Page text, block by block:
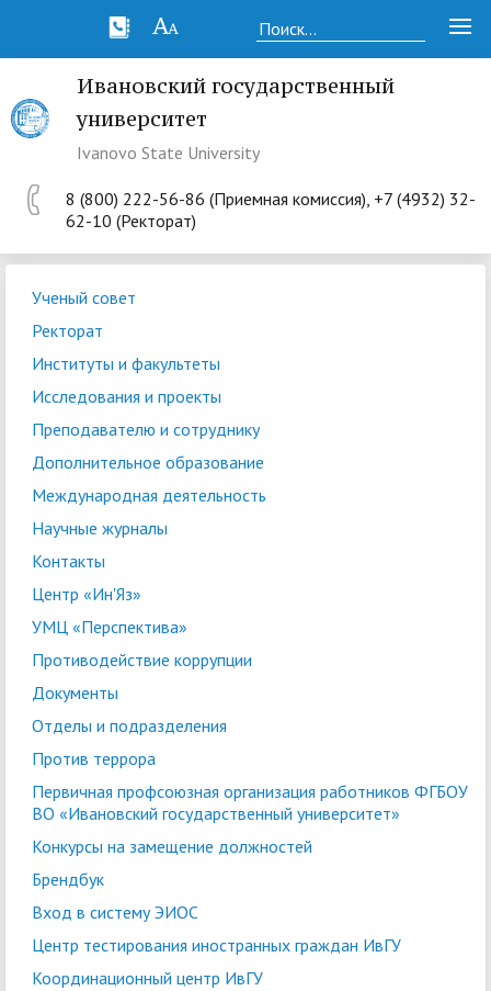
Ивановский государственный
университет
Ivanovo State University
8 (800) 222-56-86 (Приемная комиссия), +7 (4932) 32-
62-10 (Ректорат)
Ученый совет
Ректорат
Институты и факультеты
Исследования и проекты
Преподавателю и сотруднику
Дополнительное образование
Международная деятельность
Научные журналы
Контакты
Центр «Ин'Яз»
УМЦ «Перспектива»
Противодействие коррупции
Документы
Отделы и подразделения
Против террора
Первичная профсоюзная организация работников ФГБОУ
ВО «Ивановский государственный университет»
Конкурсы на замещение должностей
Брендбук
Вход в систему ЭИОС
Центр тестирования иностранных граждан ИвГУ
Координационный центр ИвГУ